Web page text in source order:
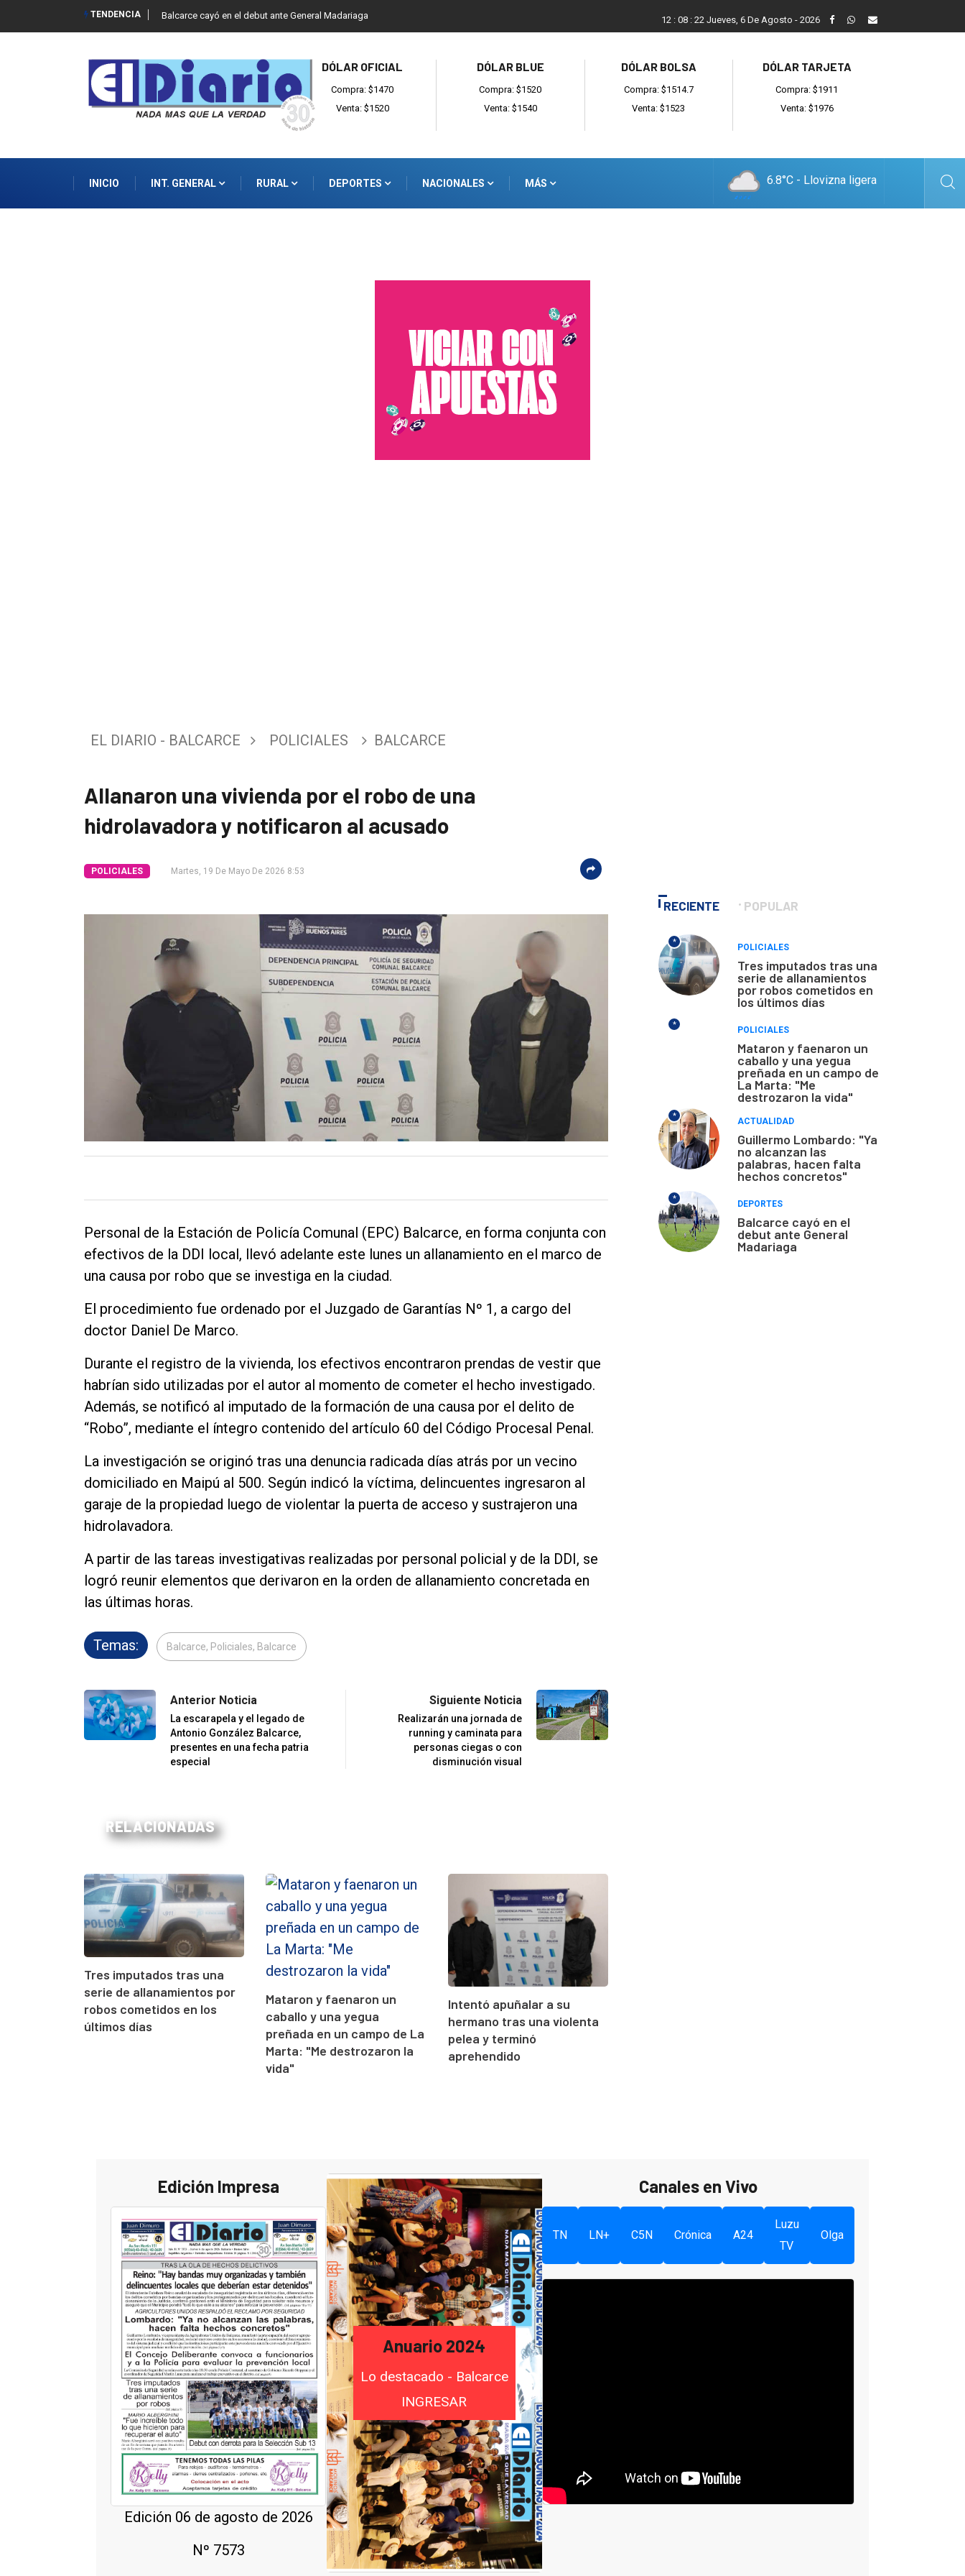
TENDENCIA Balcarce cayó en el debut ante General Madariaga Mario Alberghini: “Fue increíble todo lo que hicieron para
12 : 08 : 23 Jueves, 6 De Agosto - 2026
DÓLAR OFICIAL
Compra: $1470
Venta: $1520
DÓLAR BLUE
Compra: $1520
Venta: $1540
DÓLAR BOLSA
Compra: $1514.7
Venta: $1523
DÓLAR TARJETA
Compra: $1911
Venta: $1976
INICIO INT. GENERAL RURAL DEPORTES NACIONALES MÁS 6.8°C - Llovizna ligera
Entrevistas
Fúnebres
EL DIARIO - BALCARCE POLICIALES BALCARCE
Allanaron una vivienda por el robo de una
hidrolavadora y notificaron al acusado
POLICIALES Martes, 19 De Mayo De 2026 8:53
Personal de la Estación de Policía Comunal (EPC) Balcarce, en forma conjunta con
efectivos de la DDI local, llevó adelante este lunes un allanamiento en el marco de
una causa por robo que se investiga en la ciudad.
El procedimiento fue ordenado por el Juzgado de Garantías Nº 1, a cargo del
doctor Daniel De Marco.
Durante el registro de la vivienda, los efectivos encontraron prendas de vestir que
habrían sido utilizadas por el autor al momento de cometer el hecho investigado.
Además, se notificó al imputado de la formación de una causa por el delito de
“Robo”, mediante el íntegro contenido del artículo 60 del Código Procesal Penal.
La investigación se originó tras una denuncia radicada días atrás por un vecino
domiciliado en Maipú al 500. Según indicó la víctima, delincuentes ingresaron al
garaje de la propiedad luego de violentar la puerta de acceso y sustrajeron una
hidrolavadora.
A partir de las tareas investigativas realizadas por personal policial y de la DDI, se
logró reunir elementos que derivaron en la orden de allanamiento concretada en
las últimas horas.
Temas: Balcarce, Policiales, Balcarce
Anterior Noticia
La escarapela y el legado de
Antonio González Balcarce,
presentes en una fecha patria
especial
Siguiente Noticia
Realizarán una jornada de
running y caminata para
personas ciegas o con
disminución visual
RELACIONADAS
Tres imputados tras una
serie de allanamientos por
robos cometidos en los
últimos días
Mataron y faenaron un
caballo y una yegua
preñada en un campo de La
Marta: "Me destrozaron la
vida"
Intentó apuñalar a su
hermano tras una violenta
pelea y terminó
aprehendido
RECIENTE POPULAR
*
POLICIALES
Tres imputados tras una
serie de allanamientos
por robos cometidos en
los últimos días
*
POLICIALES
Mataron y faenaron un
caballo y una yegua
preñada en un campo de
La Marta: "Me
destrozaron la vida"
*
ACTUALIDAD
Guillermo Lombardo: "Ya
no alcanzan las
palabras, hacen falta
hechos concretos"
*
DEPORTES
Balcarce cayó en el
debut ante General
Madariaga
Edición Impresa
Edición 06 de agosto de 2026
Nº 7573
Anuario 2024
Lo destacado - Balcarce
INGRESAR
Canales en Vivo
TN LN+ C5N Crónica A24
Luzu
TV
Olga